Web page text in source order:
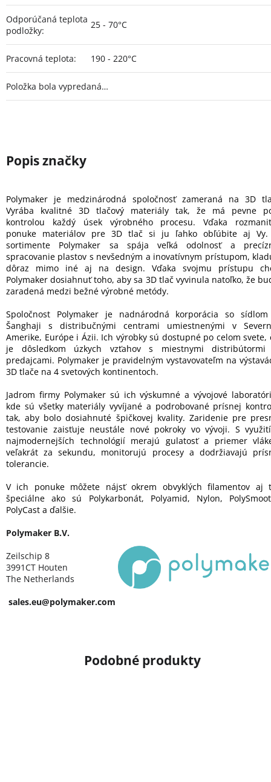
Odporúčaná teplota
podložky:
25 - 70°C
Pracovná teplota: 190 - 220°C
Položka bola vypredaná…
Polymaker je medzinárodná spoločnosť zameraná na 3D
Vyrába kvalitné 3D tlačový materiály tak, že má pevne
kontrolou každý úsek výrobného procesu. Vďaka
ponuke materiálov pre 3D tlač si ju ľahko obľúbite aj Vy.
sortimente Polymaker sa spája veľká odolnosť a
spracovanie plastov s nevšedným a inovatívnym prístupom,
dôraz mimo iné aj na design. Vďaka svojmu prístupu
Polymaker dosiahnuť toho, aby sa 3D tlač vyvinula natoľko, že
zaradená medzi bežné výrobné metódy.
Spoločnost Polymaker je nadnárodná korporácia so
Šanghaji s distribučnými centrami umiestnenými v
Amerike, Európe i Ázii. Ich výrobky sú dostupné po celom svete,
je dôsledkom úzkych vzťahov s miestnymi
predajcami. Polymaker je pravidelným vystavovateľm na
3D tlače na 4 svetových kontinentoch.
Jadrom firmy Polymaker sú ich výskumné a vývojové
kde sú všetky materiály vyvíjané a podrobované prísnej
tak, aby bolo dosiahnuté špičkovej kvality. Zaridenie pre
testovanie zaisťuje neustále nové pokroky vo vývoji. S
najmodernejších technológií merajú gulatosť a priemer
veľakrát za sekundu, monitorujú procesy a dodržiavajú
tolerancie.
V ich ponuke môžete nájsť okrem obvyklých filamentov aj
špeciálne ako sú Polykarbonát, Polyamid, Nylon,
PolyCast a ďalšie.
Polymaker B.V.
Zeilschip 8
3991CT Houten
The Netherlands
sales.eu@polymaker.com